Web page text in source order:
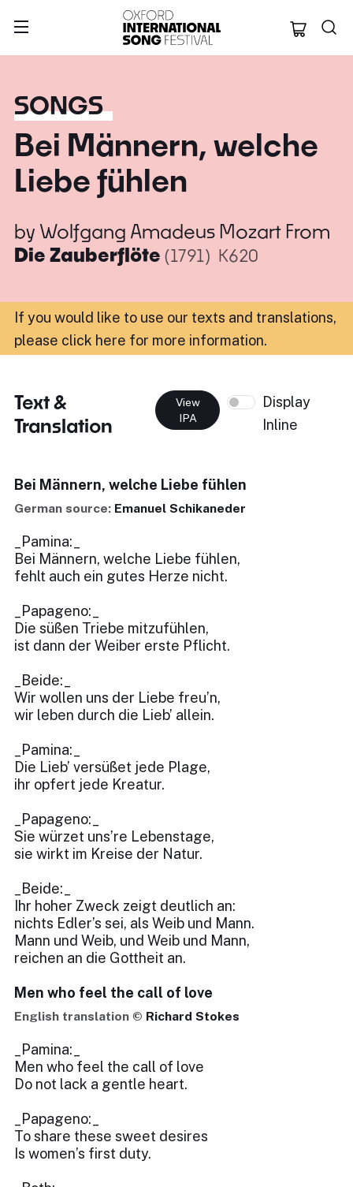
Oxford
SONGS
Bei Männern, welche
Liebe fühlen
by Wolfgang Amadeus Mozart From
Die Zauberflöte (1791) K620
If you would like to use our texts and translations,
please click here for more information.
Text &
Translation
View
IPA
Display
Inline
Bei Männern, welche Liebe fühlen
German source: Emanuel Schikaneder
_Pamina:_
Bei Männern, welche Liebe fühlen,
fehlt auch ein gutes Herze nicht.
_Papageno:_
Die süßen Triebe mitzufühlen,
ist dann der Weiber erste Pflicht.
_Beide:_
Wir wollen uns der Liebe freu’n,
wir leben durch die Lieb’ allein.
_Pamina:_
Die Lieb’ versüßet jede Plage,
ihr opfert jede Kreatur.
_Papageno:_
Sie würzet uns’re Lebenstage,
sie wirkt im Kreise der Natur.
_Beide:_
Ihr hoher Zweck zeigt deutlich an:
nichts Edler’s sei, als Weib und Mann.
Mann und Weib, und Weib und Mann,
reichen an die Gottheit an.
Men who feel the call of love
English translation © Richard Stokes
_Pamina:_
Men who feel the call of love
Do not lack a gentle heart.
_Papageno:_
To share these sweet desires
Is women’s first duty.